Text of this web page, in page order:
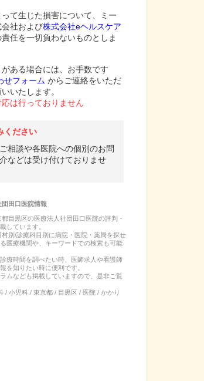
て生じた損害について、ミー
社および株式会社eヘルスケア
任を一切負わないものとしま
ある場合には、お手数です
せフォーム からご連絡をいただ
いたします。
は行っておりません
ください
相談や各医院への個別のお問
などは受け付けておりませ
団田口医院情報
都目黒区の医療法人社団田口医院の評判・
しています。
別/診療科目別に病院・医院・薬局を探せ
医療機関や、キーワードでの検索も可能
療時間を調べたい時、医師求人や看護師
を知りたい時に便利です。
ムなども掲載していますので、是非ご覧
/ 小児科 / 東京都 / 目黒区 / 医院 / かかり